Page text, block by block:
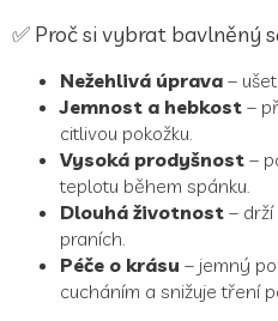
✅ Proč si vybrat bavlněný
Nežehlivá úprava –
Jemnost a hebkost –
citlivou pokožku.
Vysoká prodyšnost –
teplotu během spánku.
Dlouhá životnost –
praních.
Péče o krásu – jemný
cucháním a snižuje tření